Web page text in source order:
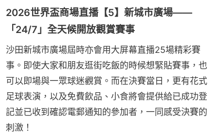
2026世界盃商場直播【5】新城市廣場——
「24/7」全天候開放觀賞賽事
沙田新城市廣場屆時亦會用大屏幕直播25場精彩賽
事。即使大家和朋友逛街吃飯的時候想緊貼賽事，也
可以即場與一眾球迷觀賞。而在決賽當日，更有花式
足球表演，以及免費飲品、小食將會提供給已成功登
記並已收到確認電郵通知的參加者，一同感受決賽的
刺激！